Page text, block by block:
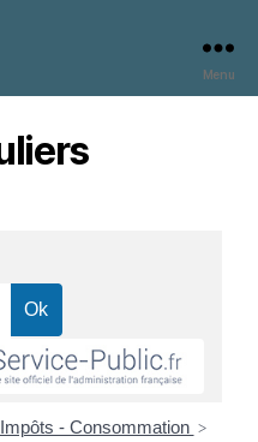
Menu
- Consommation >